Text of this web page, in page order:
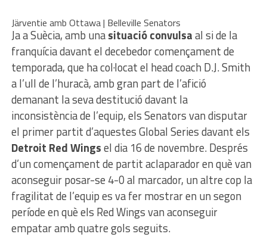
Järventie amb Ottawa | Belleville Senators
Ja a Suècia, amb unasituació convulsaal si de la
franquícia davant el decebedor començament de
temporada, que ha col·locat el head coach D.J. Smith
a l’ull de l’huracà, amb gran part de l’afició
demanant la seva destitució davant la
inconsistència de l’equip, els Senators van disputar
el primer partit d’aquestes Global Series davant els
Detroit Red Wingsel dia 16 de novembre. Després
d’un començament de partit aclaparador en què van
aconseguir posar-se 4-0 al marcador, un altre cop la
fragilitat de l’equip es va fer mostrar en un segon
període en què els Red Wings van aconseguir
empatar amb quatre gols seguits.